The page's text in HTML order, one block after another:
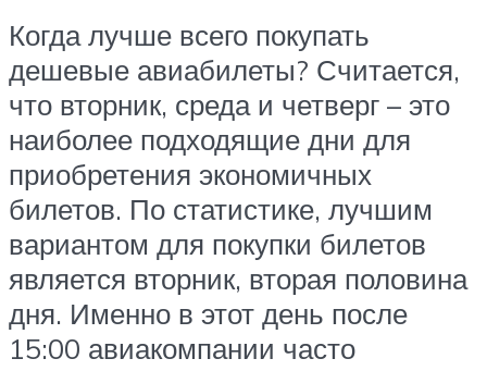
Когда лучше всего покупать
дешевые авиабилеты? Считается,
что вторник, среда и четверг – это
наиболее подходящие дни для
приобретения экономичных
билетов. По статистике, лучшим
вариантом для покупки билетов
является вторник, вторая половина
дня. Именно в этот день после
15:00 авиакомпании часто